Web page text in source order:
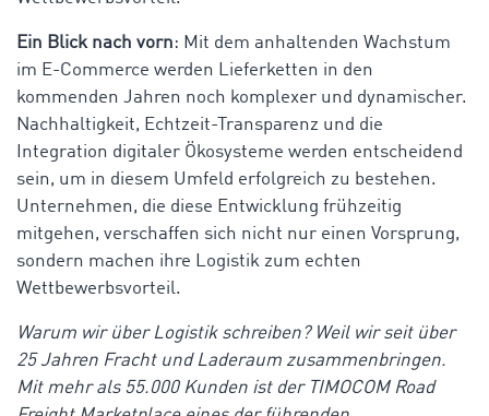
Ein Blick nach vorn: Mit dem anhaltenden Wachstum
im E-Commerce werden Lieferketten in den
kommenden Jahren noch komplexer und dynamischer.
Nachhaltigkeit, Echtzeit-Transparenz und die
Integration digitaler Ökosysteme werden entscheidend
sein, um in diesem Umfeld erfolgreich zu bestehen.
Unternehmen, die diese Entwicklung frühzeitig
mitgehen, verschaffen sich nicht nur einen Vorsprung,
sondern machen ihre Logistik zum echten
Wettbewerbsvorteil.
Warum wir über Logistik schreiben? Weil wir seit über
25 Jahren Fracht und Laderaum zusammenbringen.
Mit mehr als 55.000 Kunden ist der TIMOCOM Road